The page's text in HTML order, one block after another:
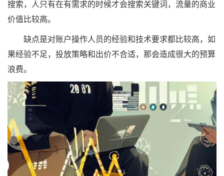
搜索，人只有在有需求的时候才会搜索关键词，流量的商业
价值比较高。
缺点是对账户操作人员的经验和技术要求都比较高，如
果经验不足，投放策略和出价不合适，那会造成很大的预算
浪费。